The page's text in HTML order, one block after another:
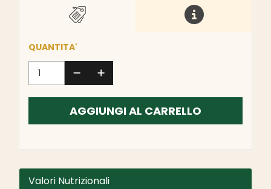
QUANTITA'
AGGIUNGI AL CARRELLO
Valori Nutrizionali